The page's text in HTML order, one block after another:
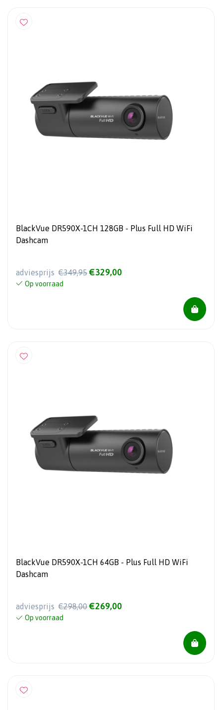
BlackVue DR590X-1CH 128GB - Plus Full HD WiFi
Dashcam
adviesprijs €349,95 €329,00
Op voorraad
BlackVue DR590X-1CH 64GB - Plus Full HD WiFi
Dashcam
adviesprijs €298,00 €269,00
Op voorraad